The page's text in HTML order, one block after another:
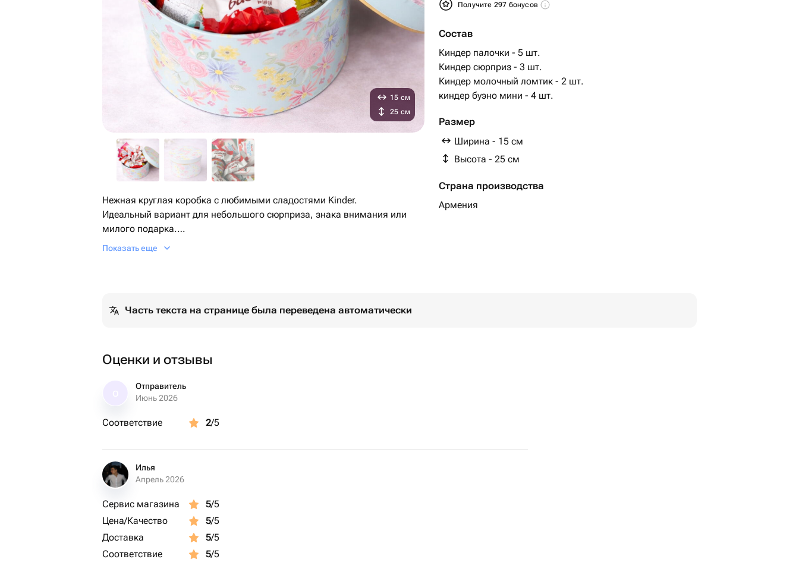
Получите 297 бонусов
Состав
Киндер палочки - 5 шт.
Киндер сюрприз - 3 шт.
Киндер молочный ломтик - 2 шт.
киндер буэно мини - 4 шт.
Размер
Ширина - 15 см
Высота - 25 см
Страна производства
Армения
15 см
25 см
Нежная круглая коробка с любимыми сладостями Kinder.
Идеальный вариант для небольшого сюрприза, знака внимания или
милого подарка.
Показать еще
Часть текста на странице была переведена автоматически
Оценки и отзывы
Отправитель
Июнь 2026
Соответствие 2/5
Илья
Апрель 2026
Сервис магазина 5/5
Цена/Качество
5/5
Доставка
5/5
Соответствие
5/5